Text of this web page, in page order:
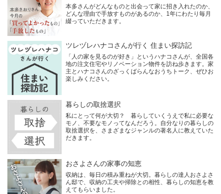
本多さんがどんなものと出会って家に招き入れたのか、
どんな理由で手放すものがあるのか、1年にわたり毎月
綴っていただきます。
ツレヅレハナコさんが行く 住まい探訪記
「人の家を見るのが好き」というハナコさんが、全国各
地の注文住宅やリノベーション物件を訪ね歩きます。家
主とハナコさんのざっくばらんなおうちトーク、ぜひお
楽しみください。
暮らしの取捨選択
私にとって何が大切？ 暮らしていくうえで私に必要な
モノ、不要なモノってなんだろう。自分なりの暮らしの
取捨選択を、さまざまなジャンルの著名人に教えていた
だきます。
おさよさんの家事の知恵
収納は、毎日の積み重ねが大切。暮らしの達人おさよさ
ん邸で、収納の工夫や掃除との相性、暮らしの知恵を教
えてもらいました。